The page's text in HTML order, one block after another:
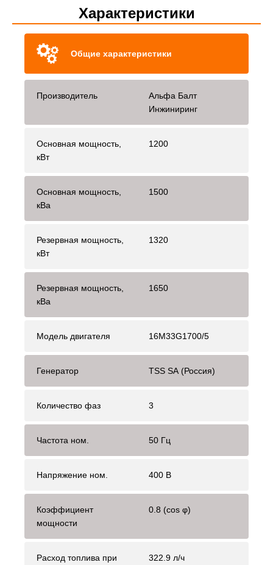
Характеристики
Общие характеристики
Производитель
Альфа Балт
Инжиниринг
Основная мощность,
кВт
1200
Основная мощность,
кВа
1500
Резервная мощность,
кВт
1320
Резервная мощность,
кВа
1650
Модель двигателя 16M33G1700/5
Генератор TSS SA (Россия)
Количество фаз 3
Частота ном. 50 Гц
Напряжение ном. 400 В
Коэффициент
мощности
0.8 (cos φ)
Расход топлива при 322.9 л/ч